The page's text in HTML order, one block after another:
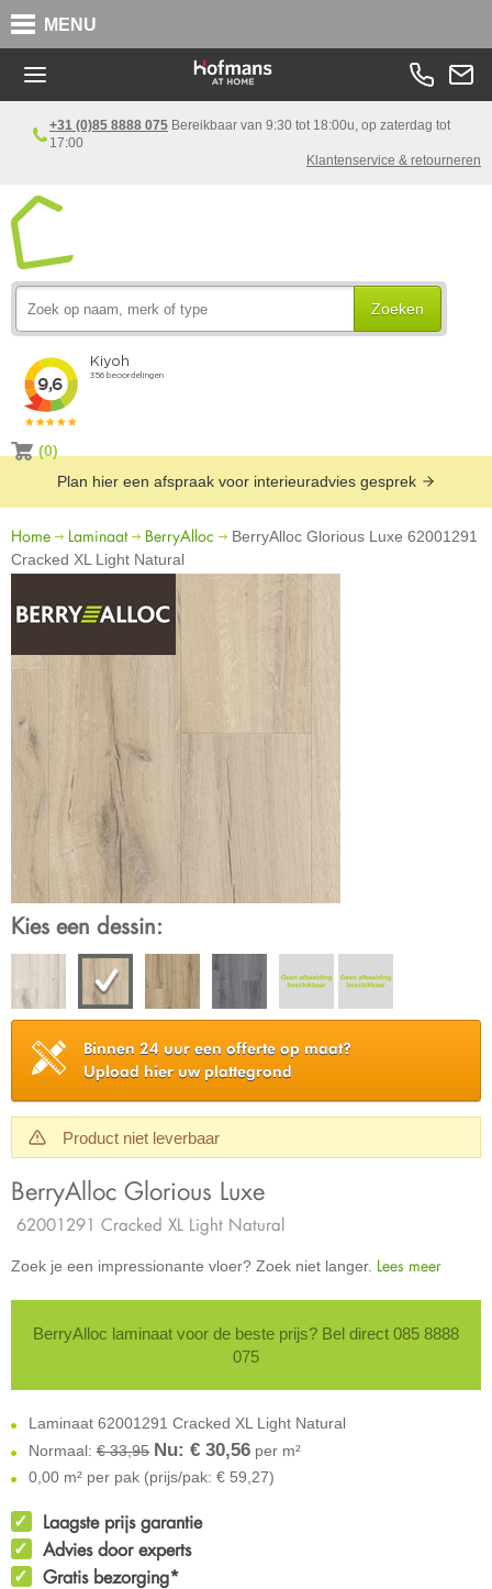
MENU
+31 (0)85 8888 075 Bereikbaar van 9:30 tot 18:00u, op zaterdag tot
17:00
Klantenservice & retourneren
Zoeken
(0)
Plan hier een afspraak voor interieuradvies gesprek
Home Laminaat BerryAlloc
BerryAlloc Glorious Luxe 62001291
Cracked XL Light Natural
Kies een dessin:
Binnen 24 uur een offerte op maat?
Upload hier uw plattegrond
Product niet leverbaar
BerryAlloc Glorious Luxe
62001291 Cracked XL Light Natural
Zoek je een impressionante vloer? Zoek niet langer. Lees meer
BerryAlloc laminaat voor de beste prijs? Bel direct 085 8888
075
Laminaat 62001291 Cracked XL Light Natural
Normaal: € 33,95 Nu: € 30,56 per m²
0,00 m² per pak (prijs/pak: € 59,27)
Laagste prijs garantie
Advies door experts
Gratis bezorging*